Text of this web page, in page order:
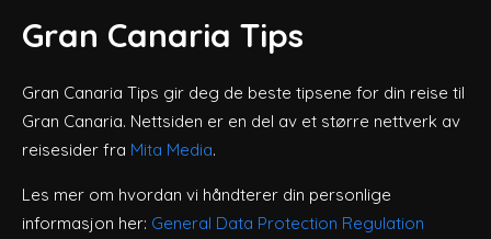
Gran Canaria Tips
Gran Canaria Tips gir deg de beste tipsene for din reise til
Gran Canaria. Nettsiden er en del av et større nettverk av
reisesider fra Mita Media.
Les mer om hvordan vi håndterer din personlige
informasjon her: General Data Protection Regulation